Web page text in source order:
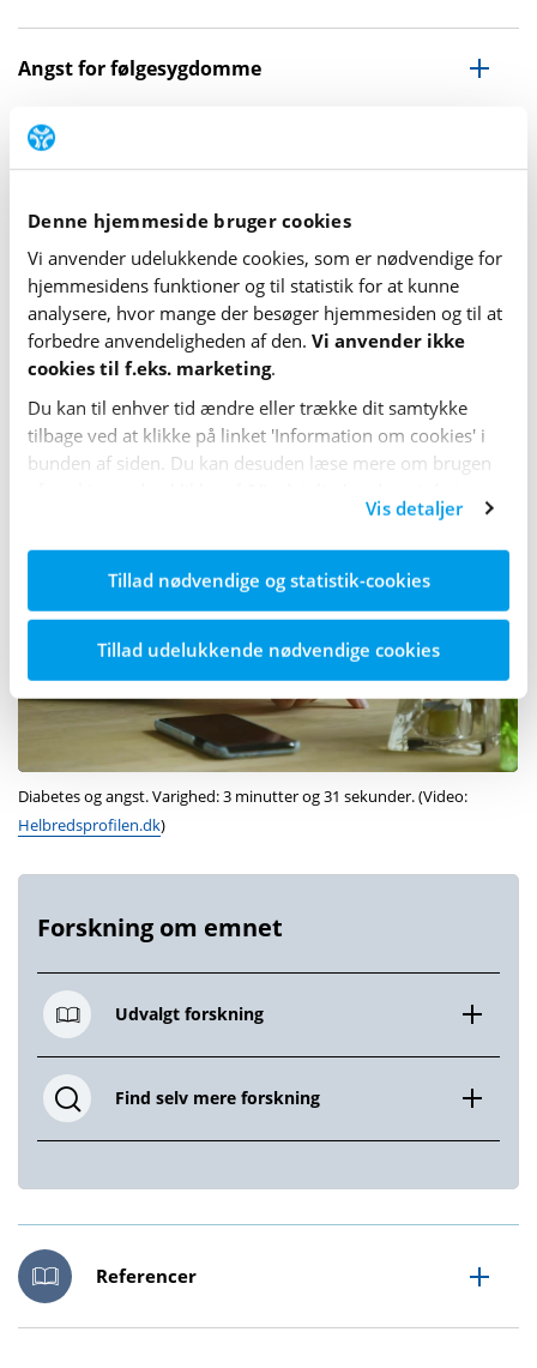
Denne hjemmeside bruger cookies
Vi anvender udelukkende cookies, som er nødvendige for
hjemme­sidens funktioner og til statistik for at kunne
analysere, hvor mange der besøger hjemme­siden og til at
forbedre anvende­lig­heden af den. Vi anvender ikke
cookies til f.eks. marketing.
Du kan til enhver tid ændre eller trække dit samtykke
tilbage ved at klikke på linket 'Information om cookies' i
bunden af siden. Du kan desuden læse mere om brugen
Vis detaljer
Tillad nødvendige og statistik-cookies
Tillad udelukkende nødvendige cookies
Angst for følgesygdomme
vigtigt, at man taler med sin behandler eller læge, hvis
man har symptomer på angst.
Video om diabetes og angst
I videoen nedenfor fortæller psykolog Anne Mose mere
om diabetes og angst, hvornår man skal søge hjælp til
at håndtere angst, og ting man selv kan gøre.
Diabetes og angst. Varighed: 3 minutter og 31 sekunder. (Video:
Helbredsprofilen.dk)
Forskning om emnet
Udvalgt forskning
Find selv mere forskning
Referencer